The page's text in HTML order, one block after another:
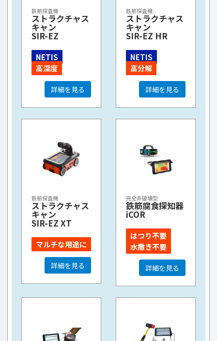
鉄筋探査機
ストラクチャス
キャン
SIR-EZ
NETIS
高深度
詳細を見る
鉄筋探査機
ストラクチャス
キャン
SIR-EZ HR
NETIS
高分解
詳細を見る
鉄筋探査機
ストラクチャス
キャン
SIR-EZ XT
マルチな用途に
詳細を見る
完全非破壊型
鉄筋腐食探知器
iCOR
はつり不要
水撒き不要
詳細を見る